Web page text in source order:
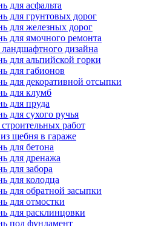
для асфальта
для грунтовых дорог
для железных дорог
для ямочного ремонта
дизайна
для альпийской горки
для габионов
для декоративной отсыпки
для клумб
для пруда
для сухого ручья
работ
щебня в гараже
для бетона
для дренажа
для забора
для колодца
для обратной засыпки
для отмостки
для расклинцовки
под фундамент